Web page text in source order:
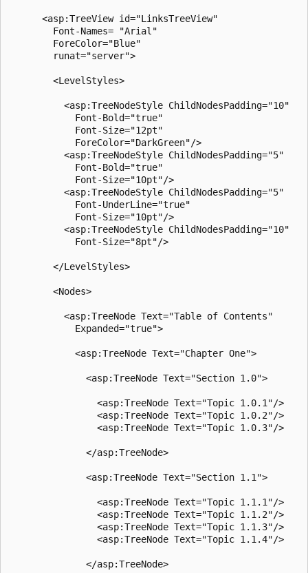
      <asp:TreeView id="LinksTreeView"
        Font-Names= "Arial"
        ForeColor="Blue"
        runat="server">
        <LevelStyles>
          <asp:TreeNodeStyle ChildNodesPadding="10"
            Font-Bold="true"
            Font-Size="12pt"
            ForeColor="DarkGreen"/>
          <asp:TreeNodeStyle ChildNodesPadding="5"
            Font-Bold="true"
            Font-Size="10pt"/>
          <asp:TreeNodeStyle ChildNodesPadding="5"
            Font-UnderLine="true"
            Font-Size="10pt"/>
          <asp:TreeNodeStyle ChildNodesPadding="10"
            Font-Size="8pt"/>
        </LevelStyles>
        <Nodes>
          <asp:TreeNode Text="Table of Contents"
            Expanded="true">
            <asp:TreeNode Text="Chapter One">
              <asp:TreeNode Text="Section 1.0">
                <asp:TreeNode Text="Topic 1.0.1"/>
                <asp:TreeNode Text="Topic 1.0.2"/>
                <asp:TreeNode Text="Topic 1.0.3"/>
              </asp:TreeNode>
              <asp:TreeNode Text="Section 1.1">
                <asp:TreeNode Text="Topic 1.1.1"/>
                <asp:TreeNode Text="Topic 1.1.2"/>
                <asp:TreeNode Text="Topic 1.1.3"/>
                <asp:TreeNode Text="Topic 1.1.4"/>
              </asp:TreeNode>